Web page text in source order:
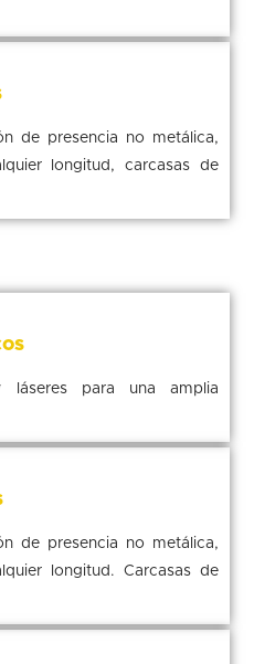
de presencia no metálica,
longitud, carcasas de
láseres para una amplia
de presencia no metálica,
longitud. Carcasas de